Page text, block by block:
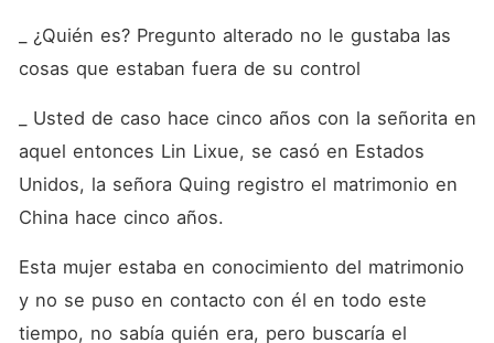
_ ¿Quién es? Pregunto alterado no le gustaba las
cosas que estaban fuera de su control
_ Usted de caso hace cinco años con la señorita en
aquel entonces Lin Lixue, se casó en Estados
Unidos, la señora Quing registro el matrimonio en
China hace cinco años.
Esta mujer estaba en conocimiento del matrimonio
y no se puso en contacto con él en todo este
tiempo, no sabía quién era, pero buscaría el